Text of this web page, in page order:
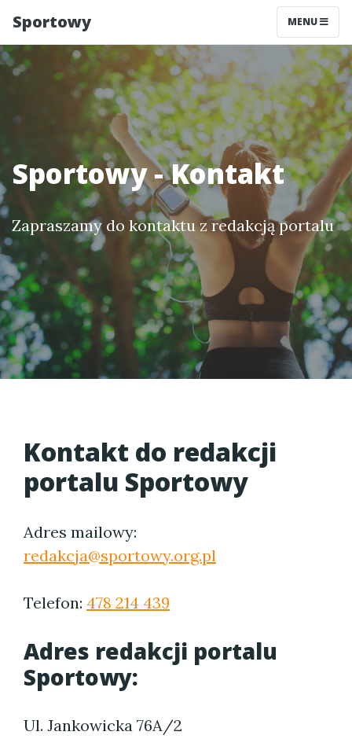
Sportowy MENU
Sportowy - Kontakt
Zapraszamy do kontaktu z redakcją portalu
Kontakt do redakcji
portalu Sportowy
Adres mailowy:
redakcja@sportowy.org.pl
Telefon: 478 214 439
Adres redakcji portalu
Sportowy:
Ul. Jankowicka 76A/2